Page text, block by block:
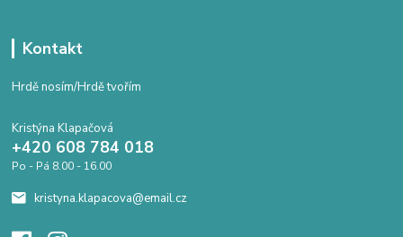
Kontakt
Hrdě nosím/Hrdě tvořím
Kristýna Klapačová
+420 608 784 018
Po - Pá 8.00 - 16.00
kristyna.klapacova@email.cz